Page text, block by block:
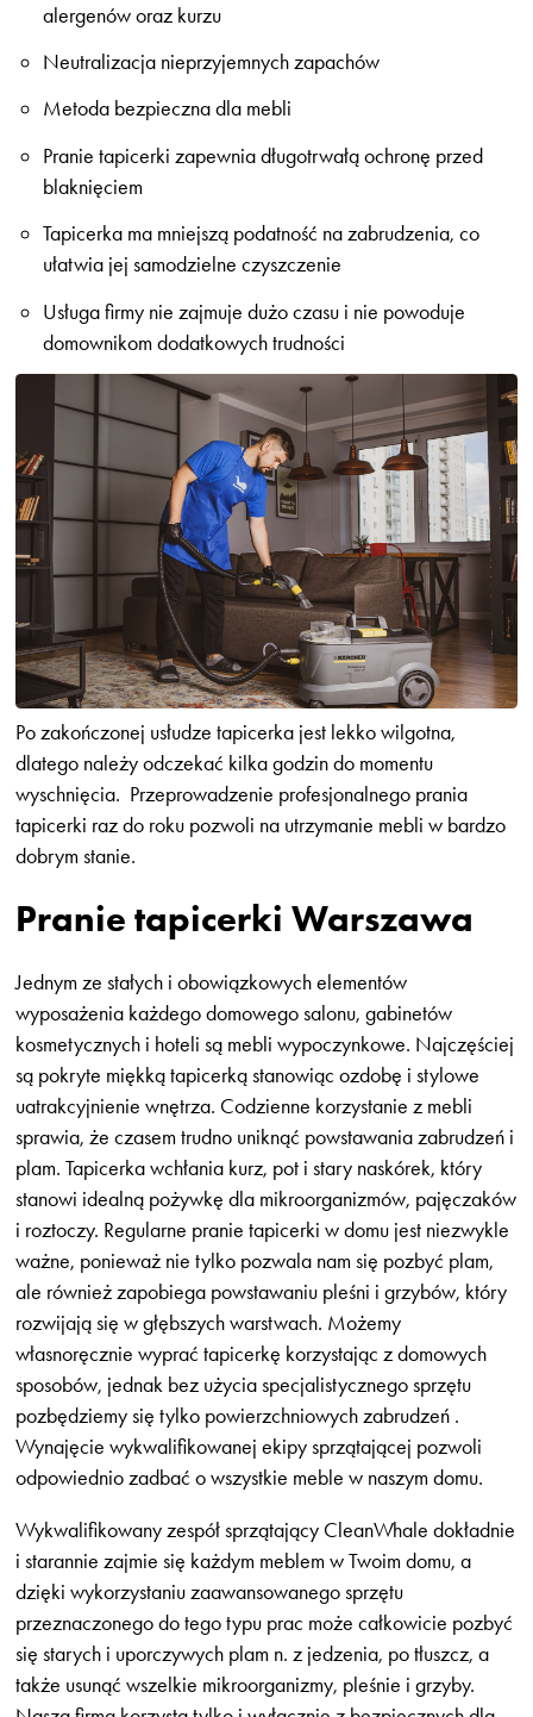
alergenów oraz kurzu
Neutralizacja nieprzyjemnych zapachów
Metoda bezpieczna dla mebli
Pranie tapicerki zapewnia długotrwałą ochronę przed
blaknięciem
Tapicerka ma mniejszą podatność na zabrudzenia, co
ułatwia jej samodzielne czyszczenie
Usługa firmy nie zajmuje dużo czasu i nie powoduje
domownikom dodatkowych trudności
Po zakończonej usłudze tapicerka jest lekko wilgotna,
dlatego należy odczekać kilka godzin do momentu
wyschnięcia. Przeprowadzenie profesjonalnego prania
tapicerki raz do roku pozwoli na utrzymanie mebli w bardzo
dobrym stanie.
Pranie tapicerki Warszawa
Jednym ze stałych i obowiązkowych elementów
wyposażenia każdego domowego salonu, gabinetów
kosmetycznych i hoteli są mebli wypoczynkowe. Najczęściej
są pokryte miękką tapicerką stanowiąc ozdobę i stylowe
uatrakcyjnienie wnętrza. Codzienne korzystanie z mebli
sprawia, że czasem trudno uniknąć powstawania zabrudzeń i
plam. Tapicerka wchłania kurz, pot i stary naskórek, który
stanowi idealną pożywkę dla mikroorganizmów, pajęczaków
i roztoczy. Regularne pranie tapicerki w domu jest niezwykle
ważne, ponieważ nie tylko pozwala nam się pozbyć plam,
ale również zapobiega powstawaniu pleśni i grzybów, który
rozwijają się w głębszych warstwach. Możemy
własnoręcznie wyprać tapicerkę korzystając z domowych
sposobów, jednak bez użycia specjalistycznego sprzętu
pozbędziemy się tylko powierzchniowych zabrudzeń .
Wynajęcie wykwalifikowanej ekipy sprzątającej pozwoli
odpowiednio zadbać o wszystkie meble w naszym domu.
Wykwalifikowany zespół sprzątający CleanWhale dokładnie
i starannie zajmie się każdym meblem w Twoim domu, a
dzięki wykorzystaniu zaawansowanego sprzętu
przeznaczonego do tego typu prac może całkowicie pozbyć
się starych i uporczywych plam n. z jedzenia, po tłuszcz, a
także usunąć wszelkie mikroorganizmy, pleśnie i grzyby.